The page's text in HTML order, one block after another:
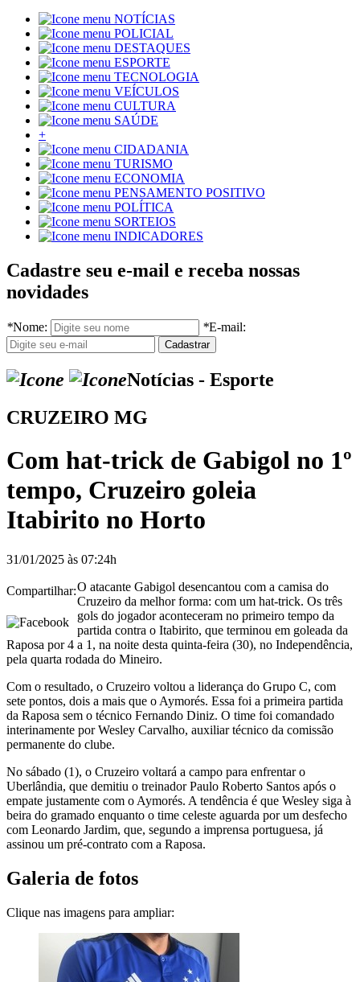
NOTÍCIAS
POLICIAL
DESTAQUES
ESPORTE
TECNOLOGIA
VEÍCULOS
CULTURA
SAÚDE
+
CIDADANIA
TURISMO
ECONOMIA
PENSAMENTO POSITIVO
POLÍTICA
SORTEIOS
INDICADORES
Cadastre seu e-mail e receba nossas
novidades
*Nome: *E-mail:
Notícias - Esporte
CRUZEIRO MG
Com hat-trick de Gabigol no 1º
tempo, Cruzeiro goleia
Itabirito no Horto
31/01/2025 às 07:24h
Compartilhar:O atacante Gabigol desencantou com a camisa do
Cruzeiro da melhor forma: com um hat-trick. Os três
gols do jogador aconteceram no primeiro tempo da
partida contra o Itabirito, que terminou em goleada da
Raposa por 4 a 1, na noite desta quinta-feira (30), no Independência,
pela quarta rodada do Mineiro.
Com o resultado, o Cruzeiro voltou a liderança do Grupo C, com
sete pontos, dois a mais que o Aymorés. Essa foi a primeira partida
da Raposa sem o técnico Fernando Diniz. O time foi comandado
interinamente por Wesley Carvalho, auxiliar técnico da comissão
permanente do clube.
No sábado (1), o Cruzeiro voltará a campo para enfrentar o
Uberlândia, que demitiu o treinador Paulo Roberto Santos após o
empate justamente com o Aymorés. A tendência é que Wesley siga à
beira do gramado enquanto o time celeste aguarda por um desfecho
com Leonardo Jardim, que, segundo a imprensa portuguesa, já
assinou um pré-contrato com a Raposa.
Galeria de fotos
Clique nas imagens para ampliar: